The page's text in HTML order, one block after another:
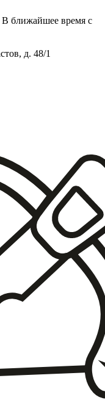
ближайшее время с
д. 48/1